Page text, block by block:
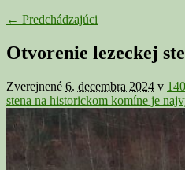
Navigácia
galérii
← Predchádzajúci
Otvorenie lezeckej
Zverejnené 6. decembra 2024 v
stena na historickom komíne je